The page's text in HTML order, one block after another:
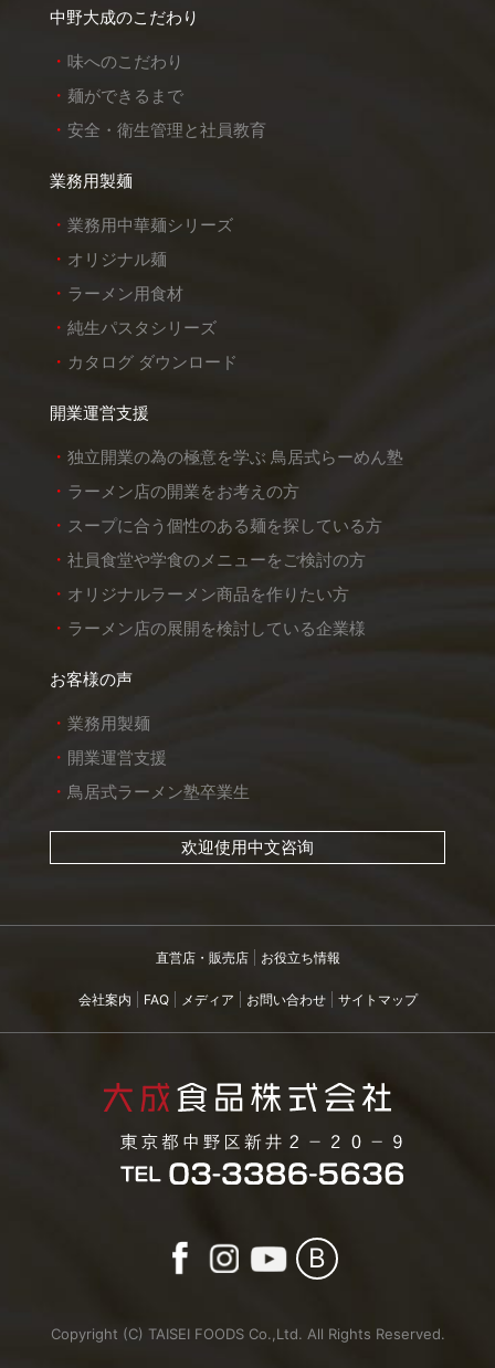
中野大成のこだわり
味へのこだわり
麺ができるまで
安全・衛生管理と社員教育
業務用製麺
業務用中華麺シリーズ
オリジナル麺
ラーメン用食材
純生パスタシリーズ
カタログ ダウンロード
開業運営支援
独立開業の為の極意を学ぶ 鳥居式らーめん塾
ラーメン店の開業をお考えの方
スープに合う個性のある麺を探している方
社員食堂や学食のメニューをご検討の方
オリジナルラーメン商品を作りたい方
ラーメン店の展開を検討している企業様
お客様の声
業務用製麺
開業運営支援
鳥居式ラーメン塾卒業生
欢迎使用中文咨询
直営店・販売店 お役立ち情報
会社案内 FAQ メディア お問い合わせ サイトマップ
B
Copyright (C) TAISEI FOODS Co.,Ltd. All Rights Reserved.